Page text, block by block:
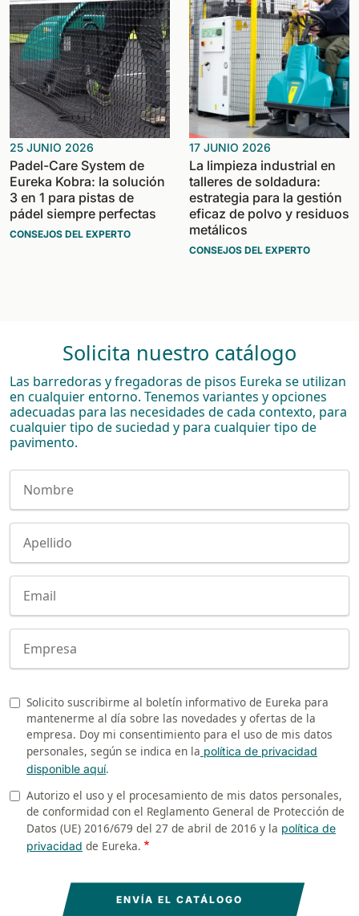
25 JUNIO 2026
Padel-Care System de
Eureka Kobra: la solución
3 en 1 para pistas de
pádel siempre perfectas
CONSEJOS DEL EXPERTO
17 JUNIO 2026
La limpieza industrial en
talleres de soldadura:
estrategia para la gestión
eficaz de polvo y residuos
metálicos
CONSEJOS DEL EXPERTO
Solicita nuestro catálogo
Las barredoras y fregadoras de pisos Eureka se utilizan
en cualquier entorno. Tenemos variantes y opciones
adecuadas para las necesidades de cada contexto, para
cualquier tipo de suciedad y para cualquier tipo de
pavimento.
Newsletter
Solicito suscribirme al boletín informativo de Eureka para
mantenerme al día sobre las novedades y ofertas de la
empresa. Doy mi consentimiento para el uso de mis datos
personales, según se indica en la política de privacidad
disponible aquí.
Privacy
Autorizo el uso y el procesamiento de mis datos personales,
de conformidad con el Reglamento General de Protección de
Datos (UE) 2016/679 del 27 de abril de 2016 y la política de
privacidad de Eureka.